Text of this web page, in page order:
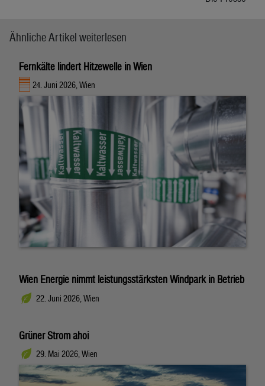
Ähnliche Artikel weiterlesen
Fernkälte lindert Hitzewelle in Wien
24. Juni 2026, Wien
Wien Energie nimmt leistungsstärksten Windpark in Betrieb
22. Juni 2026, Wien
Grüner Strom ahoi
29. Mai 2026, Wien